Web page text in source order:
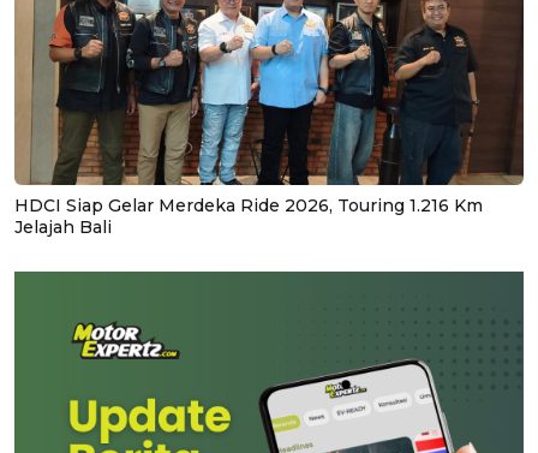
HDCI Siap Gelar Merdeka Ride 2026, Touring 1.216 Km
Jelajah Bali